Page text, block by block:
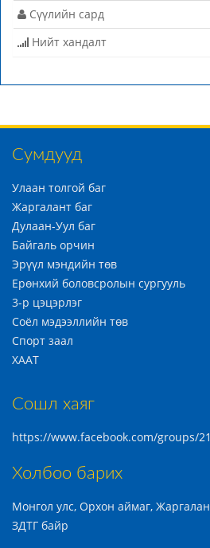
Сүүлийн сард
Нийт хандалт
Сумдууд
Улаан толгой баг
Жаргалант баг
Дулаан-Уул баг
Байгаль орчин
Эрүүл мэндийн төв
Ерөнхий боловсролын сургууль
3-р цэцэрлэг
Соёл мэдээллийн төв
Спорт заал
ХААТ
Сошл хаяг
https://www.facebook.com/groups/
Холбоо барих
Монгол улс, Орхон аймаг,
ЗДТГ байр